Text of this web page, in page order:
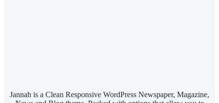
Jannah is a Clean Responsive WordPress Newspaper, Magazine,